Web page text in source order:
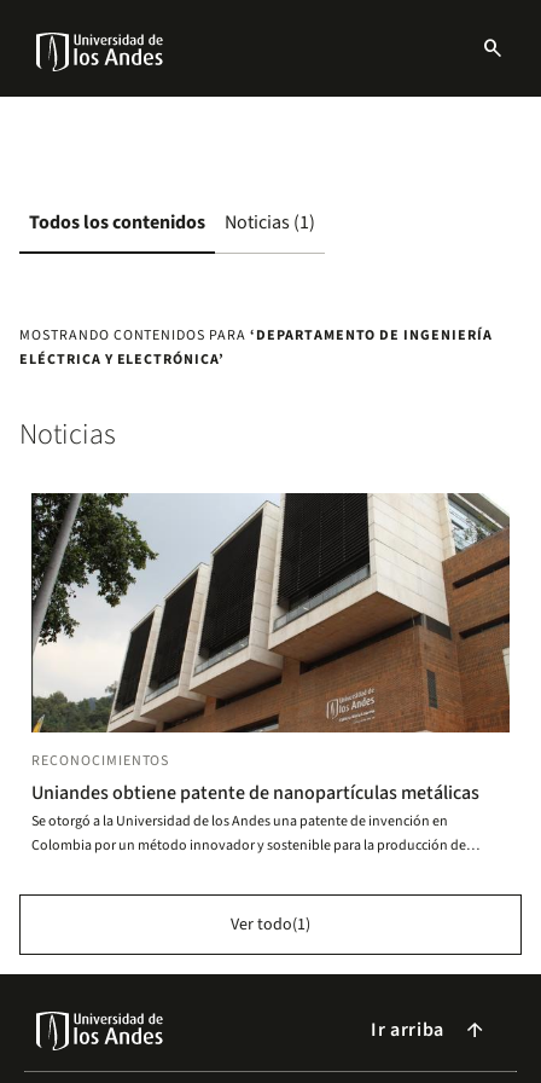
contenido
principal
Navbar
search
Todos los contenidos Noticias (1)
MOSTRANDO CONTENIDOS PARA ‘DEPARTAMENTO DE INGENIERÍA
ELÉCTRICA Y ELECTRÓNICA’
Noticias
RECONOCIMIENTOS
Uniandes obtiene patente de nanopartículas metálicas
Se otorgó a la Universidad de los Andes una patente de invención en
Colombia por un método innovador y sostenible para la producción de
Ver todo(1)
Ir arriba arrow_forward